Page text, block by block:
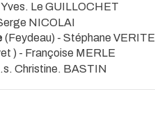
Le GUILLOCHET
NICOLAI
(Feydeau) - Stéphane VERITE
) - Françoise MERLE
Christine. BASTIN